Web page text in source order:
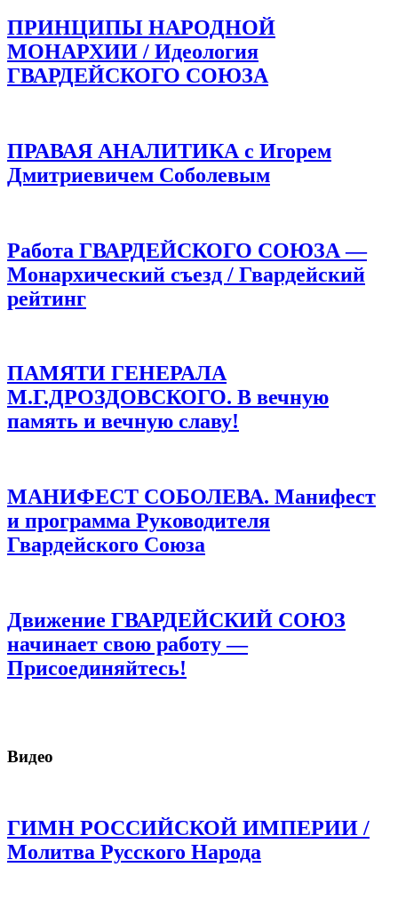
ПРИНЦИПЫ НАРОДНОЙ
МОНАРХИИ / Идеология
ГВАРДЕЙСКОГО СОЮЗА
ПРАВАЯ АНАЛИТИКА с Игорем
Дмитриевичем Соболевым
Работа ГВАРДЕЙСКОГО СОЮЗА —
Монархический съезд / Гвардейский
рейтинг
ПАМЯТИ ГЕНЕРАЛА
М.Г.ДРОЗДОВСКОГО. В вечную
память и вечную славу!
МАНИФЕСТ СОБОЛЕВА. Манифест
и программа Руководителя
Гвардейского Союза
Движение ГВАРДЕЙСКИЙ СОЮЗ
начинает свою работу —
Присоединяйтесь!
Видео
ГИМН РОССИЙСКОЙ ИМПЕРИИ /
Молитва Русского Народа